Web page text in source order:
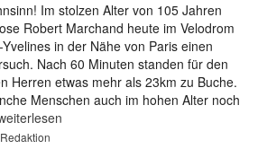
Im stolzen Alter von 105 Jahren
Robert Marchand heute im Velodrom
in der Nähe von Paris einen
Nach 60 Minuten standen für den
Herren etwas mehr als 23km zu Buche.
Menschen auch im hohen Alter noch